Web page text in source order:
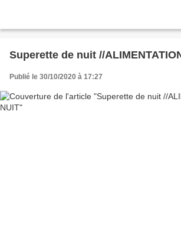
Superette de nuit //
Publié le 30/10/2020 à 17:27